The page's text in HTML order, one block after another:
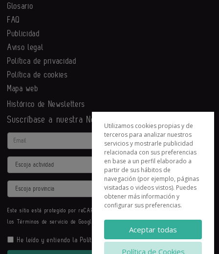
Glosario
FAQ
Publicidad
Aviso legal
Política de privacidad
Política de cookies
Mapa web
Histórico de Newsletters
Suscríbase a nuestra Newsletter
Email
Actividad
Provincia
Este sitio está protegido por reCAPTCHA y se aplican la
los Términos de servicio de Google.
He leído y entiendo la Política de Privacidad
Utilizamos cookies propias y de
terceros para analizar nuestros
servicios y mostrarle publicidad
relacionada con sus preferencias
en base a un perfil elaborado a
partir de sus hábitos de
navegación (por ejemplo, páginas
visitadas o videos vistos). Puedes
obtener más información y
configurar sus preferencias.
Aceptar todas
Política de Cookies